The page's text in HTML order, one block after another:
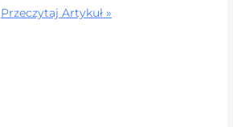
Przeczytaj Artykuł »